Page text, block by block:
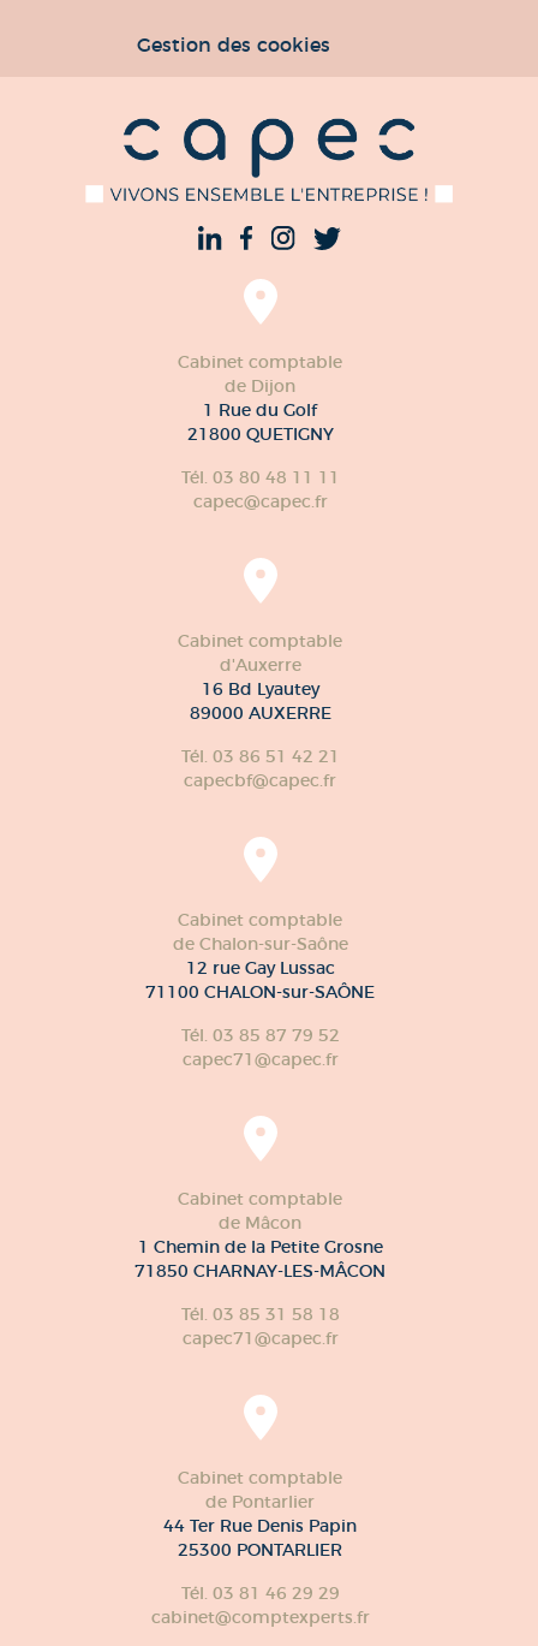
Gestion des cookies
Cabinet comptable
de Dijon
1 Rue du Golf
21800 QUETIGNY
Tél. 03 80 48 11 11
capec@capec.fr
Cabinet comptable
d'Auxerre
16 Bd Lyautey
89000 AUXERRE
Tél. 03 86 51 42 21
capecbf@capec.fr
Cabinet comptable
de Chalon-sur-Saône
12 rue Gay Lussac
71100 CHALON-sur-SAÔNE
Tél. 03 85 87 79 52
capec71@capec.fr
Cabinet comptable
de Mâcon
1 Chemin de la Petite Grosne
71850 CHARNAY-LES-MÂCON
Tél. 03 85 31 58 18
capec71@capec.fr
Cabinet comptable
de Pontarlier
44 Ter Rue Denis Papin
25300 PONTARLIER
Tél. 03 81 46 29 29
cabinet@comptexperts.fr